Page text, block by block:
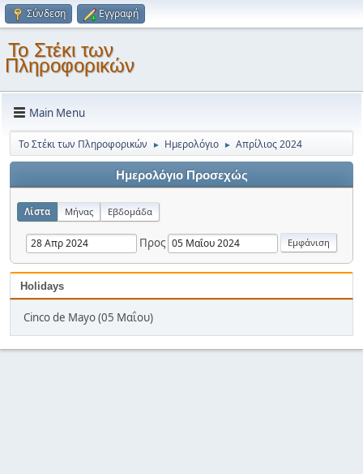
Σύνδεση Εγγραφή
Το Στέκι των
Πληροφορικών
Main Menu
Το Στέκι των Πληροφορικών ► Ημερολόγιο ► Απρίλιος 2024
Ημερολόγιο Προσεχώς
Λίστα Μήνας Εβδομάδα
Προς
Holidays
Cinco de Mayo (05 Μαΐου)